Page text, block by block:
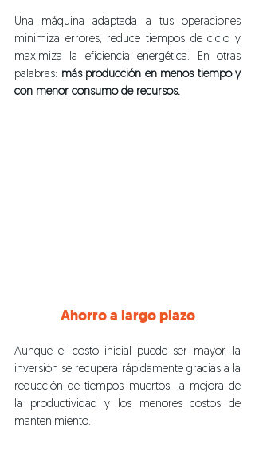
Una máquina adaptada a tus operaciones
minimiza errores, reduce tiempos de ciclo y
maximiza la eficiencia energética. En otras
palabras: más producción en menos tiempo y
con menor consumo de recursos.
Ahorro a largo plazo
Aunque el costo inicial puede ser mayor, la
inversión se recupera rápidamente gracias a la
reducción de tiempos muertos, la mejora de
la productividad y los menores costos de
mantenimiento.